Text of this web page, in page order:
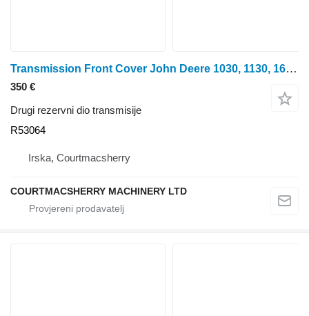
Transmission Front Cover John Deere 1030, 1130, 1630, 2030, 2130 Transmission Front Cover R53064 za John Deere 1030, 1130, 1630, 2030, 2130 traktora na kotačima
350 €
Drugi rezervni dio transmisije
R53064
Irska, Courtmacsherry
COURTMACSHERRY MACHINERY LTD